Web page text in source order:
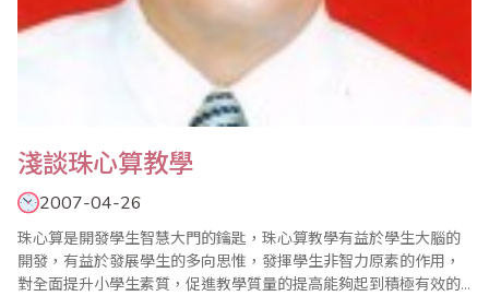
淺談珠心算教學
2007-04-26
珠心算是開發學生智慧大門的鑰匙，珠心算教學有益於學生大腦的
開發，有益於發展學生的多向思惟，發揮學生非智力原素的作用，
對全面提升小學生素質，促進教學質量的提高能夠起到積極有效的